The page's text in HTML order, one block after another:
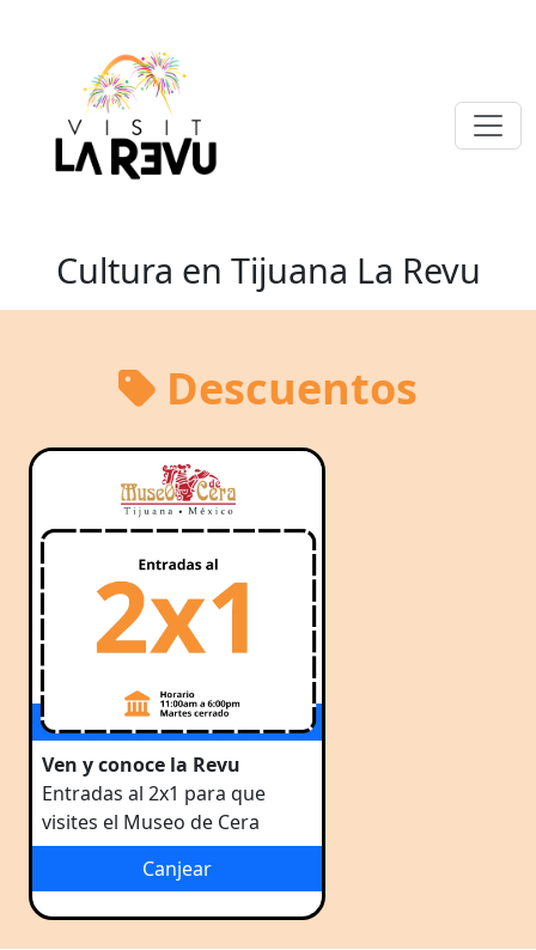
Cultura en Tijuana La Revu
Descuentos
Ven y conoce la Revu
Entradas al 2x1 para que
visites el Museo de Cera
Canjear